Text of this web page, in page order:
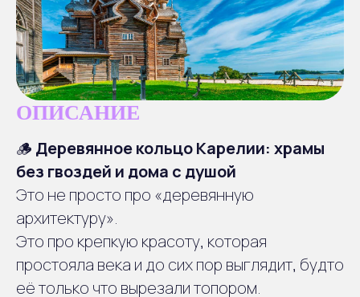
ОПИСАНИЕ
🪵 Деревянное кольцо Карелии: храмы
без гвоздей и дома с душой
Это не просто про «деревянную
архитектуру».
Это про крепкую красоту, которая
простояла века и до сих пор выглядит, будто
её только что вырезали топором.
Отправление
1
Сбор группы в центре